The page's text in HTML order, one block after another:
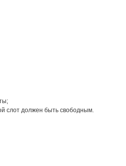
слот должен быть свободным.